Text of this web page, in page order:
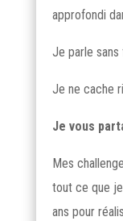
approfondi
Je parle sans
Je ne cache
Je vous
Mes
tout ce que
ans pour